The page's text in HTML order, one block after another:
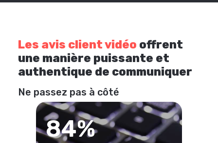
Les avis client vidéo offrent
une manière puissante et
authentique de communiquer
Ne passez pas à côté
84%